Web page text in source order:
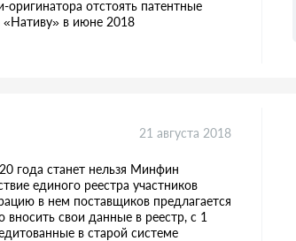
отстоять патентные
в июне 2018
21 августа 2018
года станет нельзя Минфин
единого реестра участников
в нем поставщиков предлагается
свои данные в реестр, с 1
в старой системе